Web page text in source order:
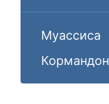
Муассиса
Кормандон